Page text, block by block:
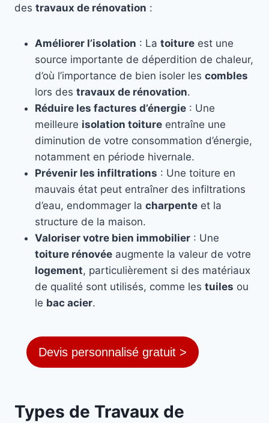
des travaux de rénovation :
Améliorer l’isolation : La toiture est une
source importante de déperdition de chaleur,
d’où l’importance de bien isoler les combles
lors des travaux de rénovation.
Réduire les factures d’énergie : Une
meilleure isolation toiture entraîne une
diminution de votre consommation d’énergie,
notamment en période hivernale.
Prévenir les infiltrations : Une toiture en
mauvais état peut entraîner des infiltrations
d’eau, endommager la charpente et la
structure de la maison.
Valoriser votre bien immobilier : Une
toiture rénovée augmente la valeur de votre
logement, particulièrement si des matériaux
de qualité sont utilisés, comme les tuiles ou
le bac acier.
Devis personnalisé gratuit >
Types de Travaux de